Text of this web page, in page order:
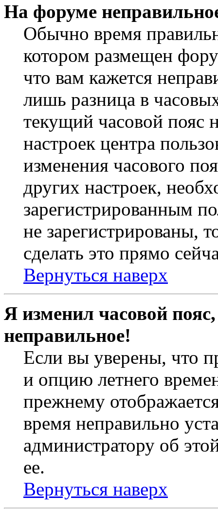
На форуме
Обычно время
котором размещен
что вам кажется
лишь разница в
текущий часовой пояс
настроек центра
изменения часового
других настроек,
зарегистрированным
не зарегистрированы,
сделать это прямо
Вернуться наверх
Я изменил часовой
неправильное!
Если вы уверены, что
и опцию летнего
прежнему
время неправильно
администратору об
ее.
Вернуться наверх